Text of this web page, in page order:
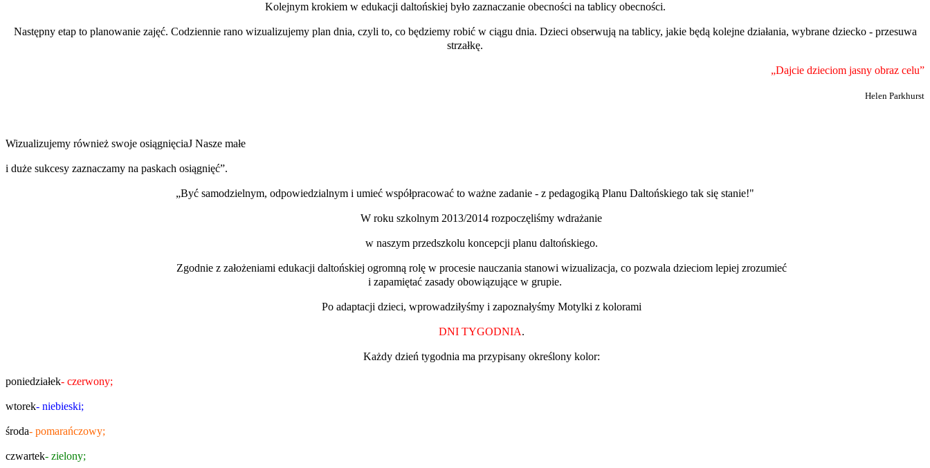
Kolejnym krokiem w edukacji daltońskiej było zaznaczanie obecności na tablicy obecności.
Następny etap to planowanie zajęć. Codziennie rano wizualizujemy plan dnia, czyli to, co będziemy robić w ciągu dnia. Dzieci obserwują na tablicy, jakie będą kolejne działania, wybrane dziecko - przesuwa
strzałkę.
„Dajcie dzieciom jasny obraz celu”
Helen Parkhurst
Wizualizujemy również swoje osiągnięciaJ Nasze małe
i duże sukcesy zaznaczamy na paskach osiągnięć”.
„Być samodzielnym, odpowiedzialnym i umieć współpracować to ważne zadanie - z pedagogiką Planu Daltońskiego tak się stanie!"
W roku szkolnym 2013/2014 rozpoczęliśmy wdrażanie
w naszym przedszkolu koncepcji planu daltońskiego.
Zgodnie z założeniami edukacji daltońskiej ogromną rolę w procesie nauczania stanowi wizualizacja, co pozwala dzieciom lepiej zrozumieć
i zapamiętać zasady obowiązujące w grupie.
Po adaptacji dzieci, wprowadziłyśmy i zapoznałyśmy Motylki z kolorami
DNI TYGODNIA.
Każdy dzień tygodnia ma przypisany określony kolor:
poniedziałek- czerwony;
wtorek- niebieski;
środa- pomarańczowy;
czwartek- zielony;